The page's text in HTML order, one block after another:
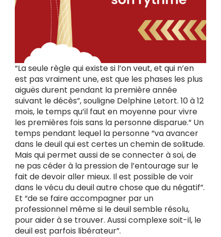
“La seule règle qui existe si l’on veut, et qui n’en
est pas vraiment une, est que les phases les plus
aiguës durent pendant la première année
suivant le décès”, souligne Delphine Letort. 10 à 12
mois, le temps qu’il faut en moyenne pour vivre
les premières fois sans la personne disparue.“ Un
temps pendant lequel la personne “va avancer
dans le deuil qui est certes un chemin de solitude.
Mais qui permet aussi de se connecter à soi, de
ne pas céder à la pression de l’entourage sur le
fait de devoir aller mieux. Il est possible de voir
dans le vécu du deuil autre chose que du négatif”.
Et “de se faire accompagner par un
professionnel même si le deuil semble résolu,
pour aider à se trouver. Aussi complexe soit-il, le
deuil est parfois libérateur”.